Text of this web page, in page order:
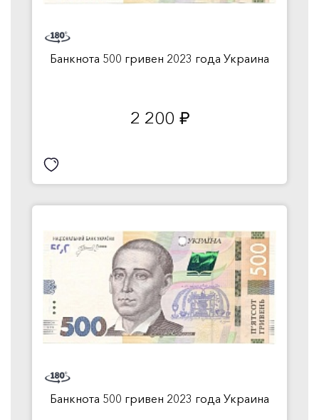
Банкнота 500 гривен 2023 года Украина
2 200 руб.
Банкнота 500 гривен 2023 года Украина